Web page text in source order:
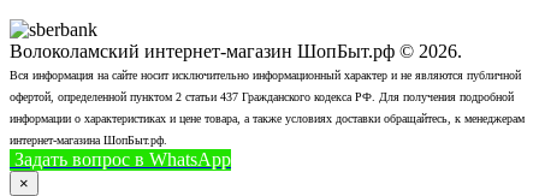
Волоколамский интернет-магазин ШопБыт.рф © 2026.
Вся информация на сайте носит исключительно информационный характер и не являются публичной
офертой, определенной пунктом 2 статьи 437 Гражданского кодекса РФ. Для получения подробной
информации о характеристиках и цене товара, а также условиях доставки обращайтесь, к менеджерам
интернет-магазина ШопБыт.рф.
Задать вопрос в WhatsApp
×